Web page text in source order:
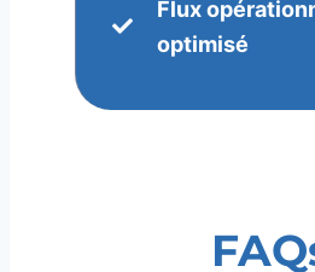
Flux
optimisé